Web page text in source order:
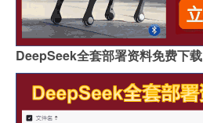
DeepSeek全套部署资料免费下载